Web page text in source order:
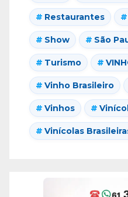
Restaurantes
Show São
Turismo
Vinho Brasileiro
Vinhos
Vinícolas